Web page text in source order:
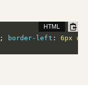
; border-left : 6px